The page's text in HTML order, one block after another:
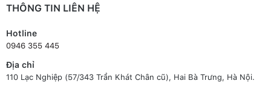
THÔNG TIN LIÊN HỆ
Hotline
0946 355 445
Địa chỉ
110 Lạc Nghiệp (57/343 Trần Khát Chân cũ), Hai Bà Trưng, Hà Nội.